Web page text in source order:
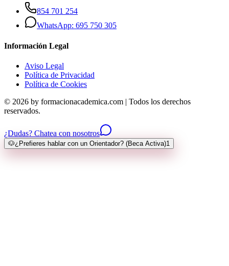
854 701 254
WhatsApp: 695 750 305
Información Legal
Aviso Legal
Política de Privacidad
Política de Cookies
© 2026 by formacionacademica.com | Todos los derechos
reservados.
¿Dudas? Chatea con nosotros
🐶¿Prefieres hablar con un Orientador? (Beca Activa)1